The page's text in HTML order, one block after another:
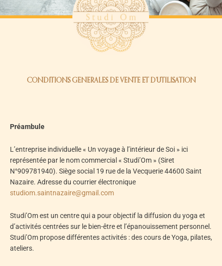
CONDITIONS GENERALES DE VENTE ET D’UTILISATION
Préambule
L’entreprise individuelle « Un voyage à l’intérieur de Soi » ici
représentée par le nom commercial « Studi’Om » (Siret
N°909781940). Siège social 19 rue de la Vecquerie 44600 Saint
Nazaire. Adresse du courrier électronique
studiom.saintnazaire@gmail.com
Studi’Om est un centre qui a pour objectif la diffusion du yoga et
d’activités centrées sur le bien-être et l’épanouissement personnel.
Studi’Om propose différentes activités : des cours de Yoga, pilates,
ateliers.